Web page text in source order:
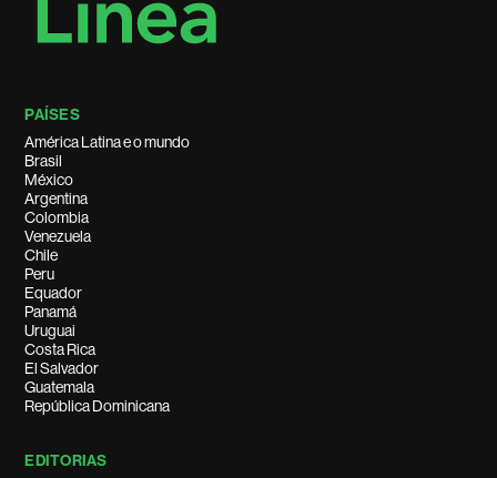
PAÍSES
América Latina e o mundo
Brasil
México
Argentina
Colombia
Venezuela
Chile
Peru
Equador
Panamá
Uruguai
Costa Rica
El Salvador
Guatemala
República Dominicana
EDITORIAS